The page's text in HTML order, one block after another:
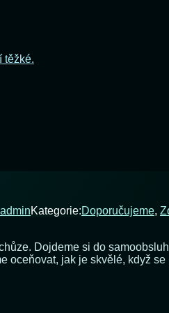
těžké.
adminKategorie:Doporučujeme,
Dojdeme si do
oceňovat, jak je skvělé, když